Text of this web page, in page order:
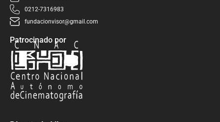
0212-7316983
fundacionvisor@gmail.com
Patrocinado por